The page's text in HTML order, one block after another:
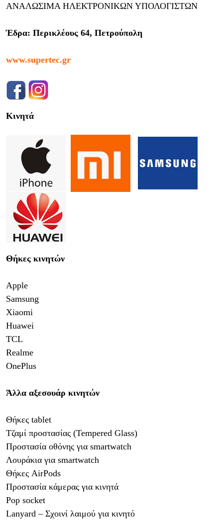
ΑΝΑΛΩΣΙΜΑ ΗΛΕΚΤΡΟΝΙΚΩΝ ΥΠΟΛΟΓΙΣΤΩΝ
Έδρα: Περικλέους 64, Πετρούπολη
www.supertec.gr
Κινητά
Θήκες κινητών
Apple
Samsung
Xiaomi
Huawei
TCL
Realme
OnePlus
Άλλα αξεσουάρ κινητών
Θήκες tablet
Τζαμί προστασίας (Tempered Glass)
Προστασία οθόνης για smartwatch
Λουράκια για smartwatch
Θήκες AirPods
Προστασία κάμερας για κινητά
Pop socket
Lanyard – Σχοινί λαιμού για κινητό